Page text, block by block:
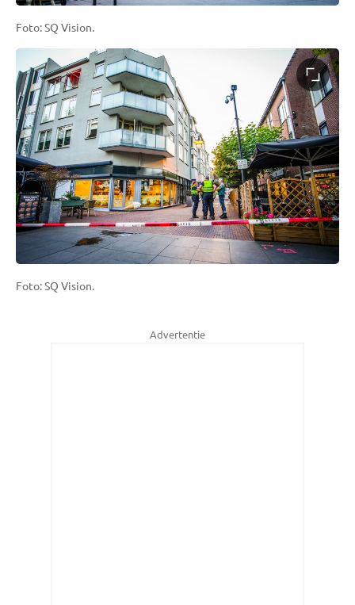
Foto: SQ Vision.
Foto: SQ Vision.
Advertentie